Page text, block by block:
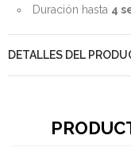
Duración hasta 4
DETALLES DEL